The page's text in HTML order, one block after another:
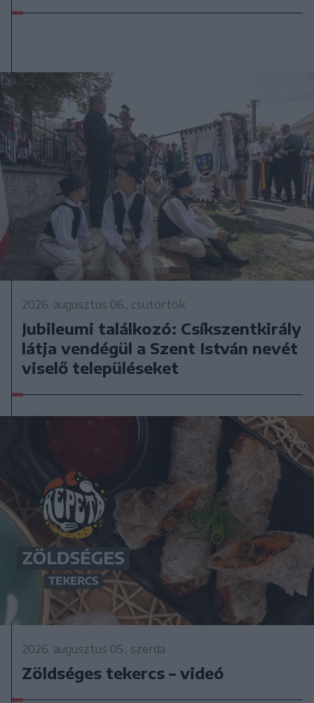
2026. augusztus 06., csütörtök
Jubileumi találkozó: Csíkszentkirály
látja vendégül a Szent István nevét
viselő településeket
2026. augusztus 05., szerda
Zöldséges tekercs – videó